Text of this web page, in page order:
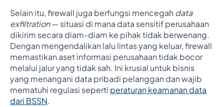
Selain itu, firewall juga berfungsi mencegah data
exfiltration— situasi di mana data sensitif perusahaan
dikirim secara diam-diam ke pihak tidak berwenang.
Dengan mengendalikan lalu lintas yang keluar, firewall
memastikan aset informasi perusahaan tidak bocor
melalui jalur yang tidak sah. Ini krusial untuk bisnis
yang menangani data pribadi pelanggan dan wajib
mematuhi regulasi seperti peraturan keamanan data
dari BSSN.